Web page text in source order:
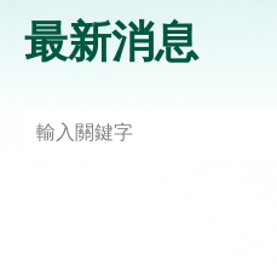
最新消息